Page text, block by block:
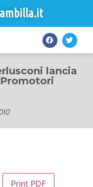
lancia
Print PDF